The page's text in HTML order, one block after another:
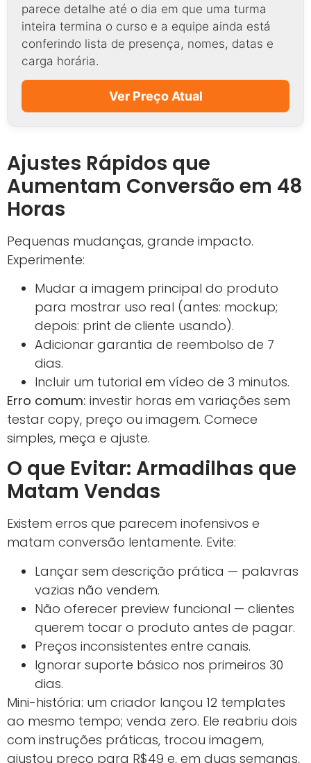
parece detalhe até o dia em que uma turma
inteira termina o curso e a equipe ainda está
conferindo lista de presença, nomes, datas e
carga horária.
Ver Preço Atual
Ajustes Rápidos que
Aumentam Conversão em 48
Horas
Pequenas mudanças, grande impacto.
Experimente:
Mudar a imagem principal do produto
para mostrar uso real (antes: mockup;
depois: print de cliente usando).
Adicionar garantia de reembolso de 7
dias.
Incluir um tutorial em vídeo de 3 minutos.
Erro comum: investir horas em variações sem
testar copy, preço ou imagem. Comece
simples, meça e ajuste.
O que Evitar: Armadilhas que
Matam Vendas
Existem erros que parecem inofensivos e
matam conversão lentamente. Evite:
Lançar sem descrição prática — palavras
vazias não vendem.
Não oferecer preview funcional — clientes
querem tocar o produto antes de pagar.
Preços inconsistentes entre canais.
Ignorar suporte básico nos primeiros 30
dias.
Mini-história: um criador lançou 12 templates
ao mesmo tempo; venda zero. Ele reabriu dois
com instruções práticas, trocou imagem,
ajustou preço para R$49 e, em duas semanas,